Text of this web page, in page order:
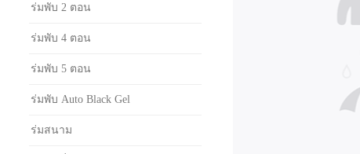
ร่มพับ 2 ตอน
ร่มพับ 4 ตอน
ร่มพับ 5 ตอน
ร่มพับ Auto Black Gel
ร่มสนาม